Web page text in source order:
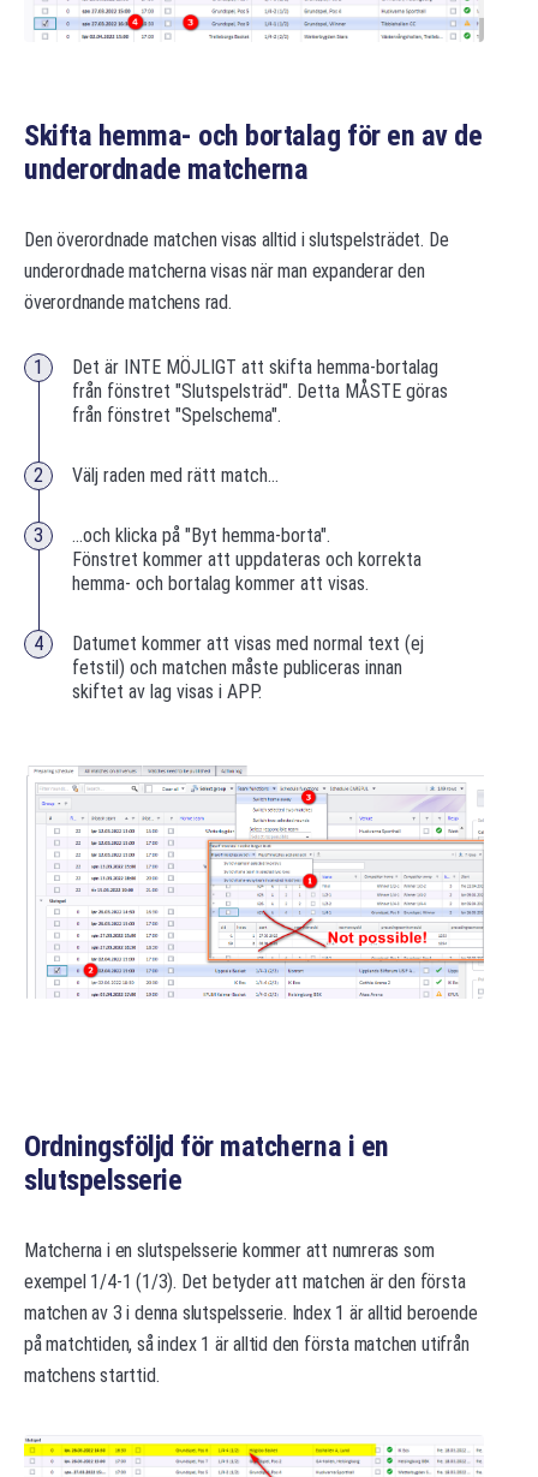
Skifta hemma- och bortalag för en av de
underordnade matcherna
Den överordnade matchen visas alltid i slutspelsträdet. De
underordnade matcherna visas när man expanderar den
överordnande matchens rad.
Det är INTE MÖJLIGT att skifta hemma-bortalag
från fönstret "Slutspelsträd". Detta MÅSTE göras
från fönstret "Spelschema".
Välj raden med rätt match...
...och klicka på "Byt hemma-borta".
Fönstret kommer att uppdateras och korrekta
hemma- och bortalag kommer att visas.
Datumet kommer att visas med normal text (ej
fetstil) och matchen måste publiceras innan
skiftet av lag visas i APP.
Ordningsföljd för matcherna i en
slutspelsserie
Matcherna i en slutspelsserie kommer att numreras som
exempel 1/4-1 (1/3). Det betyder att matchen är den första
matchen av 3 i denna slutspelsserie. Index 1 är alltid beroende
på matchtiden, så index 1 är alltid den första matchen utifrån
matchens starttid.